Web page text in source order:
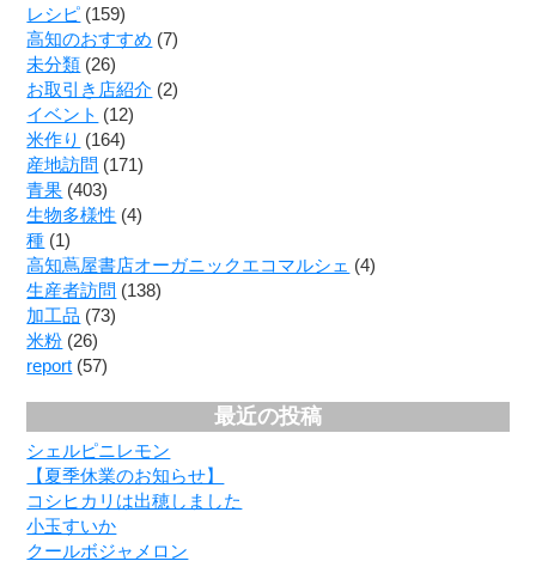
レシピ (159)
高知のおすすめ (7)
未分類 (26)
お取引き店紹介 (2)
イベント (12)
米作り (164)
産地訪問 (171)
青果 (403)
生物多様性 (4)
種 (1)
高知蔦屋書店オーガニックエコマルシェ (4)
生産者訪問 (138)
加工品 (73)
米粉 (26)
report (57)
最近の投稿
シェルピニレモン
【夏季休業のお知らせ】
コシヒカリは出穂しました
小玉すいか
クールボジャメロン